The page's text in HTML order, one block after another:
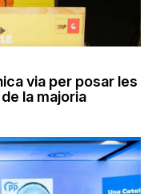
via per posar les
la majoria